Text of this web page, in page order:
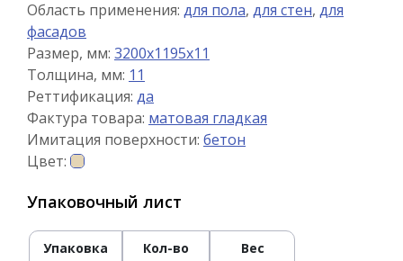
Область применения: для пола, для стен, для
фасадов
Размер, мм: 3200x1195x11
Толщина, мм: 11
Реттификация: да
Фактура товара: матовая гладкая
Имитация поверхности: бетон
Цвет:
Упаковочный лист
Упаковка Кол-во Вес